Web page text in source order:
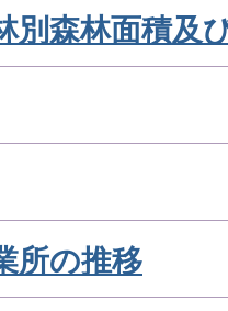
別森林面積及
所の推移